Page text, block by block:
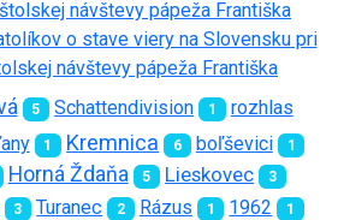
o stave viery na Slovensku pri
návštevy pápeža Františka
5 Schattendivision 1 rozhlas
1 Kremnica 6 boľševici 1
Horná Ždaňa 5 Lieskovec 3
3 Turanec 2 Rázus 1 1962 1